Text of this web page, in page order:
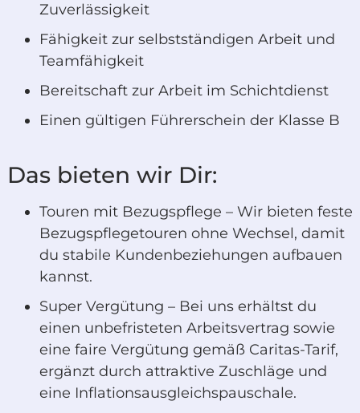
Zuverlässigkeit
Fähigkeit zur selbstständigen Arbeit und
Teamfähigkeit
Bereitschaft zur Arbeit im Schichtdienst
Einen gültigen Führerschein der Klasse B
Das bieten wir Dir:
Touren mit Bezugspflege – Wir bieten feste
Bezugspflegetouren ohne Wechsel, damit
du stabile Kundenbeziehungen aufbauen
kannst.
Super Vergütung – Bei uns erhältst du
einen unbefristeten Arbeitsvertrag sowie
eine faire Vergütung gemäß Caritas-Tarif,
ergänzt durch attraktive Zuschläge und
eine Inflationsausgleichspauschale.